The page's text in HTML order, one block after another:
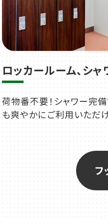
ロッカールーム、シ
荷物番不要！シャワー完備
も爽やかにご利用いただけ
フ